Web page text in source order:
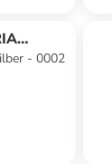
- 0002